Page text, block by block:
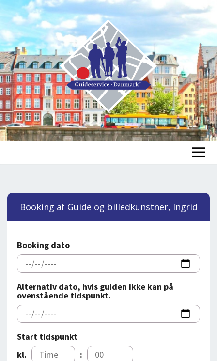
FIND EN TUR
BOOKING
FOREDRAG
OM OS
LOG IND
Booking af Guide og billedkunstner, Ingrid
Booking dato
Alternativ dato, hvis guiden ikke kan på
ovenstående tidspunkt.
Start tidspunkt
kl.
: